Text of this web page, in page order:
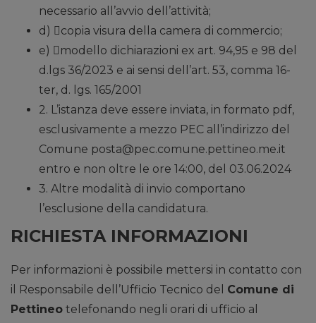
necessario all’avvio dell’attività;
d) copia visura della camera di commercio;
e) modello dichiarazioni ex art. 94,95 e 98 del
d.lgs 36/2023 e ai sensi dell’art. 53, comma 16-
ter, d. lgs. 165/2001
2. L’istanza deve essere inviata, in formato pdf,
esclusivamente a mezzo PEC all’indirizzo del
Comune posta@pec.comune.pettineo.me.it
entro e non oltre le ore 14:00, del 03.06.2024
3. Altre modalità di invio comportano
l’esclusione della candidatura.
RICHIESTA INFORMAZIONI
Per informazioni è possibile mettersi in contatto con
il Responsabile dell’Ufficio Tecnico del Comune di
Pettineo telefonando negli orari di ufficio al